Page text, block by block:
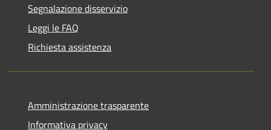
Segnalazione disservizio
Leggi le FAQ
Richiesta assistenza
Amministrazione trasparente
Informativa privacy